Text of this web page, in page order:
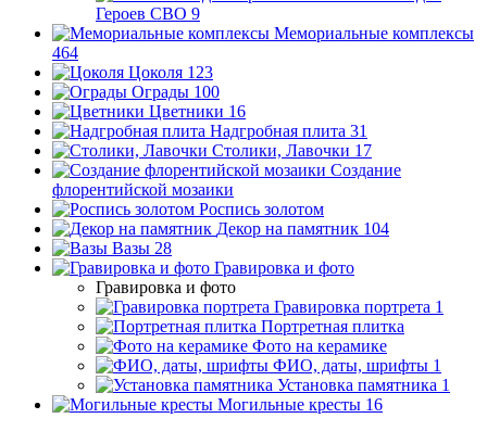
Героев СВО 9
Мемориальные комплексы
464
Цоколя 123
Ограды 100
Цветники 16
Надгробная плита 31
Столики, Лавочки 17
Создание
флорентийской мозаики
Роспись золотом
Декор на памятник 104
Вазы 28
Гравировка и фото
Гравировка и фото
Гравировка портрета 1
Портретная плитка
Фото на керамике
ФИО, даты, шрифты 1
Установка памятника 1
Могильные кресты 16